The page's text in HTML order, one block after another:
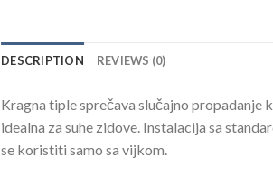
DESCRIPTION REVIEWS (0)
Kragna tiple sprečava slučajno
idealna za suhe zidove. Instalacija sa
se koristiti samo sa vijkom.